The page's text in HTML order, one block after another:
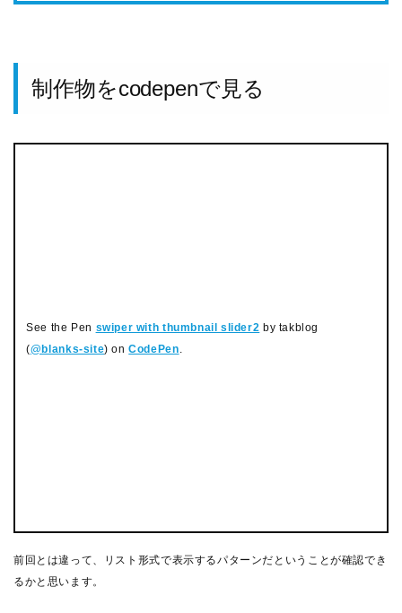
制作物をcodepenで見る
See the Pen swiper with thumbnail slider2 by takblog
(@blanks-site) onCodePen
前回とは違って、リスト形式で表示するパターンだということが確認でき
るかと思います。